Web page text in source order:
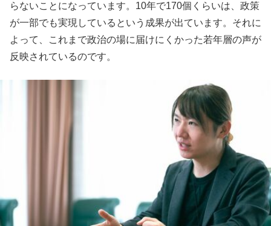
らないことになっています。10年で170個くらいは、政策
が一部でも実現しているという成果が出ています。それに
よって、これまで政治の場に届けにくかった若年層の声が
反映されているのです。